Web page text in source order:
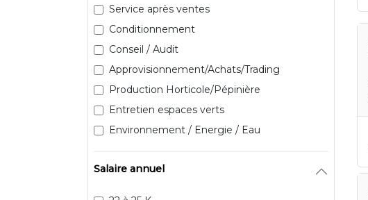
Service après ventes
Conditionnement
Conseil / Audit
Approvisionnement/Achats/Trading
Production Horticole/Pépinière
Entretien espaces verts
Environnement / Energie / Eau
Salaire annuel